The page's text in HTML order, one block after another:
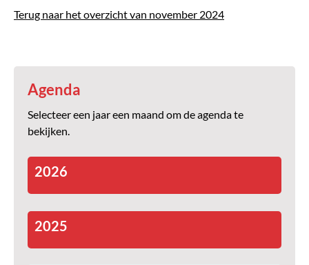
Terug naar het overzicht van november 2024
Agenda
Selecteer een jaar een maand om de agenda te
bekijken.
2026
2025